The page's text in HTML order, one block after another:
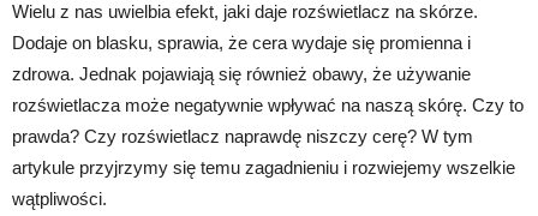
Wielu z nas uwielbia efekt, jaki daje rozświetlacz na skórze.
Dodaje on blasku, sprawia, że cera wydaje się promienna i
zdrowa. Jednak pojawiają się również obawy, że używanie
rozświetlacza może negatywnie wpływać na naszą skórę. Czy to
prawda? Czy rozświetlacz naprawdę niszczy cerę? W tym
artykule przyjrzymy się temu zagadnieniu i rozwiejemy wszelkie
wątpliwości.